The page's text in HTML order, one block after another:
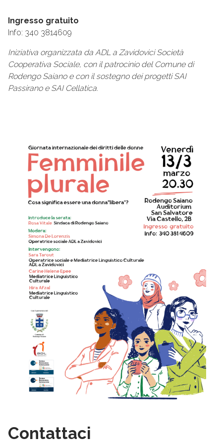
Ingresso gratuito
Info: 340 3814609
Iniziativa organizzata da ADL a Zavidovici Società
Cooperativa Sociale, con il patrocinio del Comune di
Rodengo Saiano e con il sostegno dei progetti SAI
Passirano e SAI Cellatica.
Contattaci